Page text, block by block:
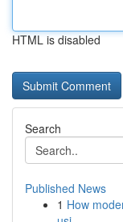
HTML is disabled
Search
Published News
1 How